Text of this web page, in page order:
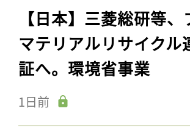
【日本】三菱総研等
マテリアルリサイクル
証へ。環境省事業
1日前